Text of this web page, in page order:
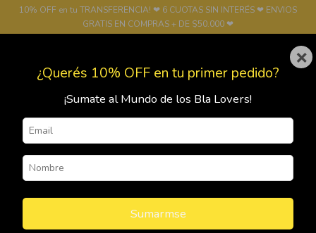
10% OFF en tu TRANSFERENCIA! ❤ 6 CUOTAS SIN INTERÉS ❤ ENVIOS
GRATIS EN COMPRAS + DE $50.000 ❤
0
Inicio > FUNDAS > Fundas Motorola > Moto G41
Moto G41
×
¿Querés 10% OFF en tu primer pedido?
¡Sumate al Mundo de los Bla Lovers!
Sumarmse